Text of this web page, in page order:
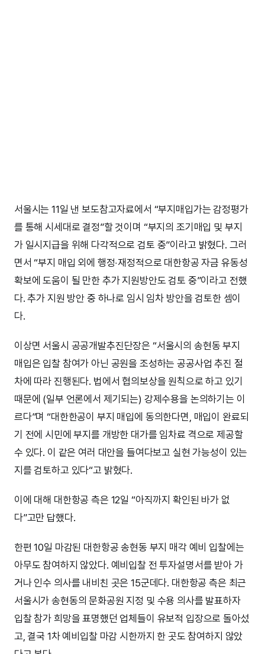
서울시는 11일 낸 보도참고자료에서 “부지매입가는 감정평가
를 통해 시세대로 결정”할 것이며 “부지의 조기매입 및 부지
가 일시지급을 위해 다각적으로 검토 중”이라고 밝혔다. 그러
면서 “부지 매입 외에 행정‧재정적으로 대한항공 자금 유동성
확보에 도움이 될 만한 추가 지원방안도 검토 중”이라고 전했
다. 추가 지원 방안 중 하나로 임시 임차 방안을 검토한 셈이
다.
이상면 서울시 공공개발추진단장은 “서울시의 송현동 부지
매입은 입찰 참여가 아닌 공원을 조성하는 공공사업 추진 절
차에 따라 진행된다. 법에서 협의보상을 원칙으로 하고 있기
때문에 (일부 언론에서 제기되는) 강제수용을 논의하기는 이
르다”며 “대한한공이 부지 매입에 동의한다면, 매입이 완료되
기 전에 시민에 부지를 개방한 대가를 임차료 격으로 제공할
수 있다. 이 같은 여러 대안을 들여다보고 실현 가능성이 있는
지를 검토하고 있다“고 밝혔다.
이에 대해 대한항공 측은 12일 “아직까지 확인된 바가 없
다”고만 답했다.
한편 10일 마감된 대한항공 송현동 부지 매각 예비 입찰에는
아무도 참여하지 않았다. 예비입찰 전 투자설명서를 받아 가
거나 인수 의사를 내비친 곳은 15군데다. 대한항공 측은 최근
서울시가 송현동의 문화공원 지정 및 수용 의사를 발표하자
입찰 참가 희망을 표명했던 업체들이 유보적 입장으로 돌아섰
고, 결국 1차 예비입찰 마감 시한까지 한 곳도 참여하지 않았